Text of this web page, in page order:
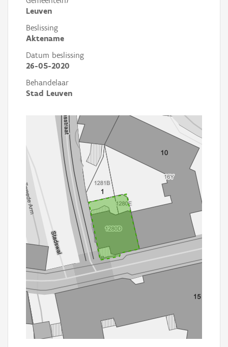
Leuven
Beslissing
Aktename
Datum beslissing
26-05-2020
Behandelaar
Stad Leuven